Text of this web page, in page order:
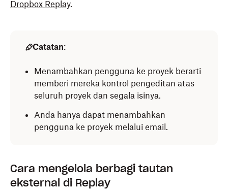
Dropbox Replay.
Catatan:
Menambahkan pengguna ke proyek berarti
memberi mereka kontrol pengeditan atas
seluruh proyek dan segala isinya.
Anda hanya dapat menambahkan
pengguna ke proyek melalui email.
Cara mengelola berbagi tautan
eksternal di Replay